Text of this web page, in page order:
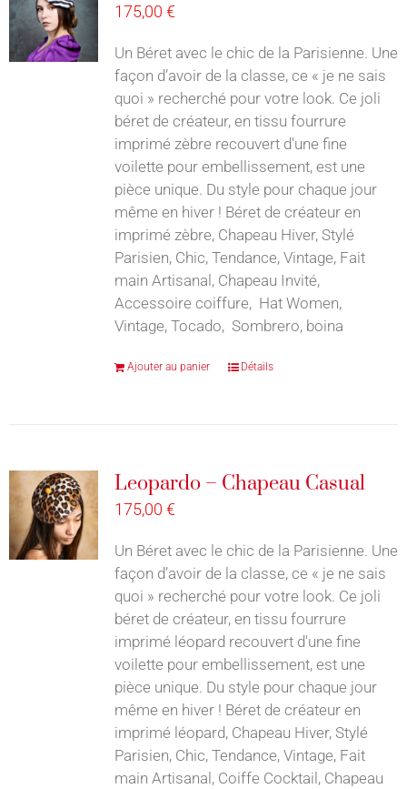
175,00 €
Un Béret avec le chic de la Parisienne. Une
façon d’avoir de la classe, ce « je ne sais
quoi » recherché pour votre look. Ce joli
béret de créateur, en tissu fourrure
imprimé zèbre recouvert d'une fine
voilette pour embellissement, est une
pièce unique. Du style pour chaque jour
même en hiver ! Béret de créateur en
imprimé zèbre, Chapeau Hiver, Stylé
Parisien, Chic, Tendance, Vintage, Fait
main Artisanal, Chapeau Invité,
Accessoire coiffure, Hat Women,
Vintage, Tocado, Sombrero, boina
Ajouter au panier Détails
Leopardo – Chapeau Casual
175,00 €
Un Béret avec le chic de la Parisienne. Une
façon d’avoir de la classe, ce « je ne sais
quoi » recherché pour votre look. Ce joli
béret de créateur, en tissu fourrure
imprimé léopard recouvert d'une fine
voilette pour embellissement, est une
pièce unique. Du style pour chaque jour
même en hiver ! Béret de créateur en
imprimé léopard, Chapeau Hiver, Stylé
Parisien, Chic, Tendance, Vintage, Fait
main Artisanal, Coiffe Cocktail, Chapeau